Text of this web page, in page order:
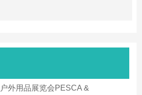
外用品展览会PESCA &